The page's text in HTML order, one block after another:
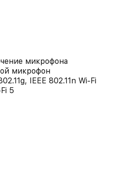
микрофона
микрофон
IEEE 802.11n Wi-Fi
5